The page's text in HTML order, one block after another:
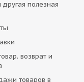
полезная
возврат и
товаров в